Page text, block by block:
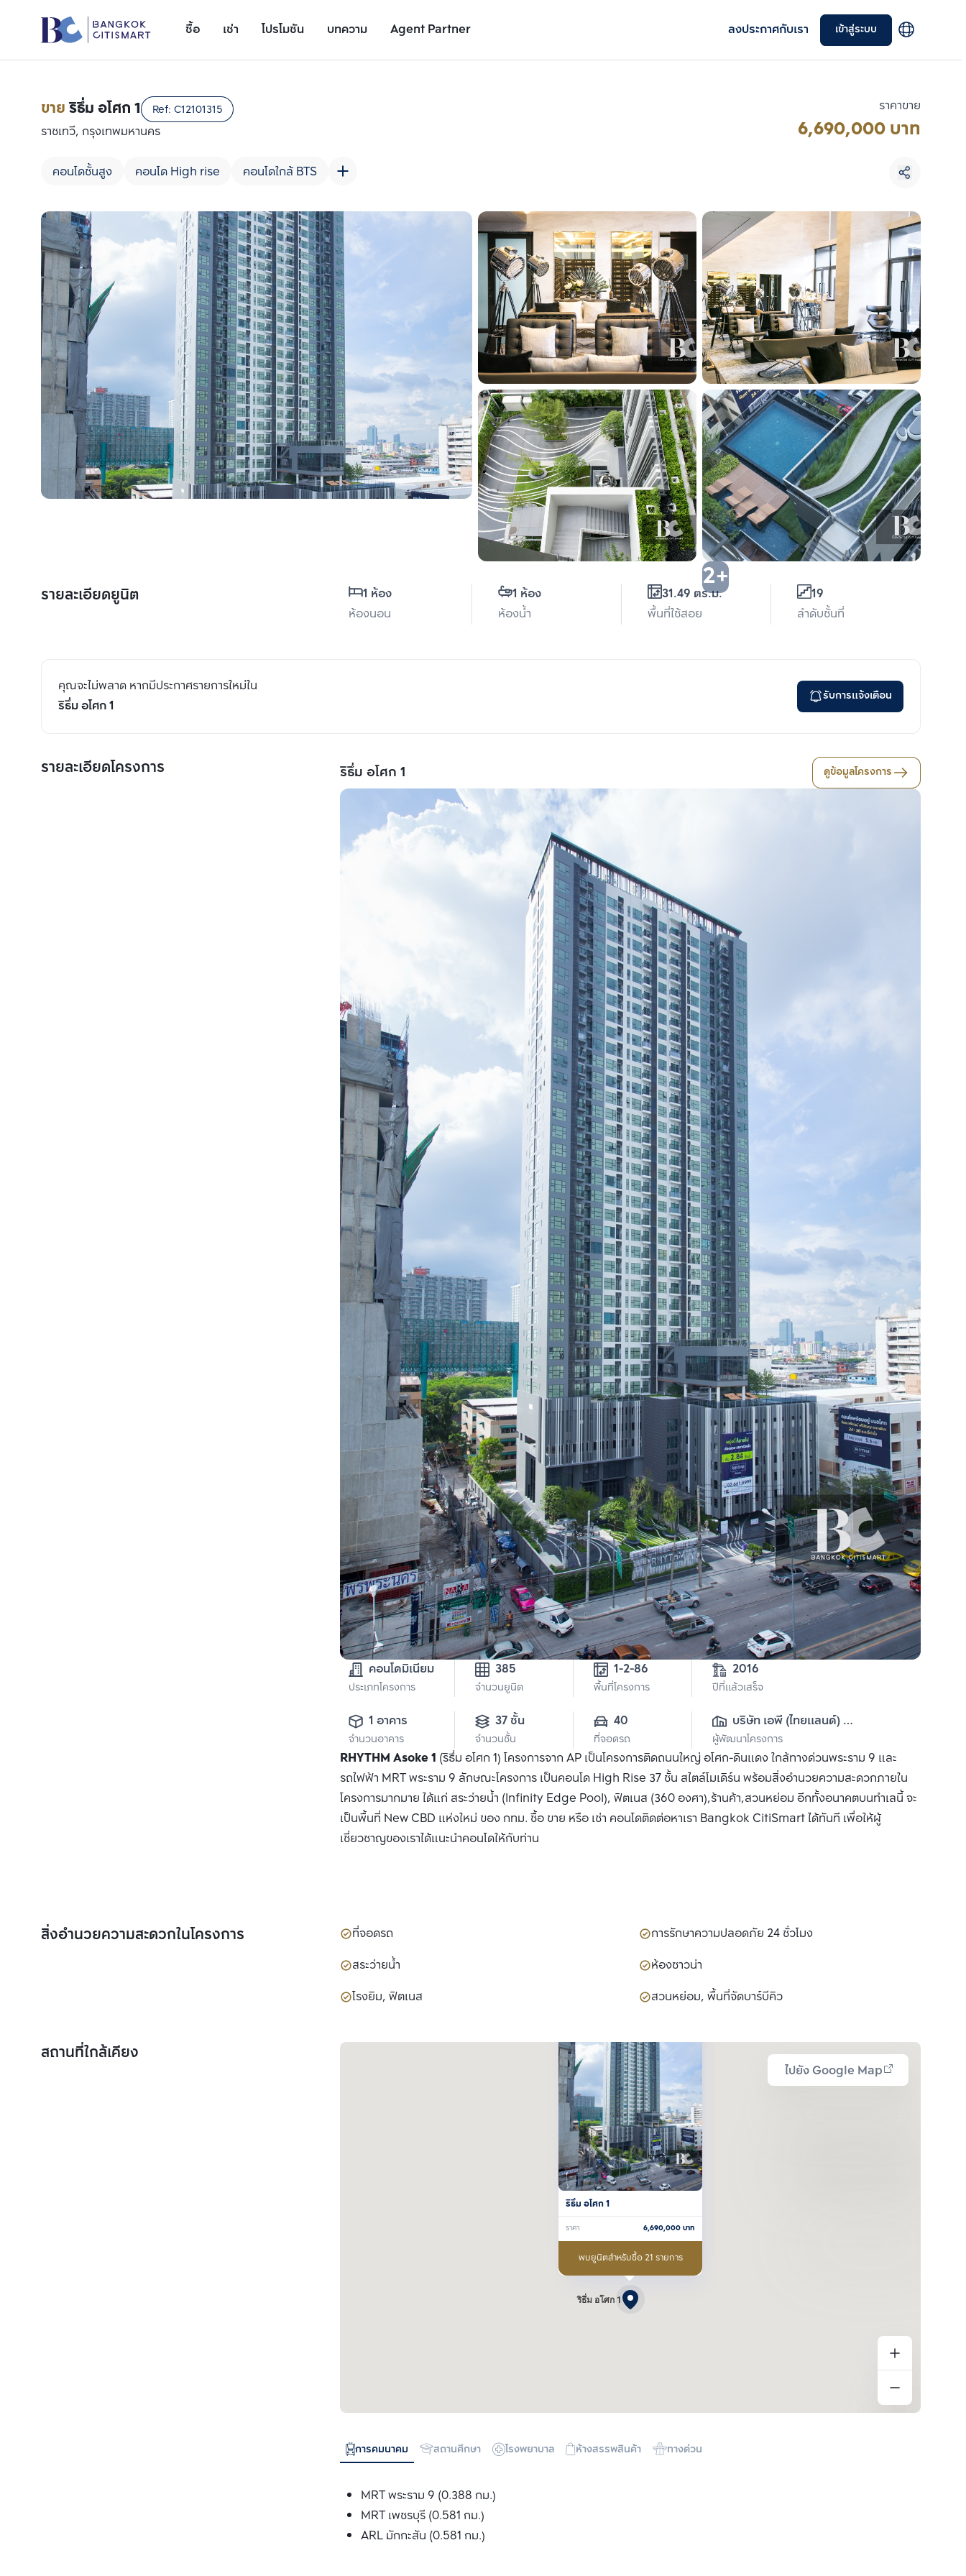
ซื้อ เช่า โปรโมชัน บทความ Agent Partner ลงประกาศกับเรา เข้าสู่ระบบ
รายละเอียดยูนิต
ขายริธึ่ม อโศก 1 Ref: C12101315
ราชเทวี, กรุงเทพมหานคร
คอนโดชั้นสูง คอนโด High rise คอนโดใกล้ BTS
ราคาขาย
6,690,000 บาท
2+
รายละเอียดยูนิต
1 ห้อง
ห้องนอน
1 ห้อง
ห้องน้ำ
31.49 ตร.ม.
พื้นที่ใช้สอย
19
ลำดับชั้นที่
คุณจะไม่พลาด หากมีประกาศรายการใหม่ใน
ริธึ่ม อโศก 1
รับการแจ้งเตือน
รายละเอียดโครงการ ริธึ่ม อโศก 1 ดูข้อมูลโครงการ
คอนโดมิเนียม
ประเภทโครงการ
385
จำนวนยูนิต
1-2-86
พื้นที่โครงการ
2016
ปีที่แล้วเสร็จ
1 อาคาร
จำนวนอาคาร
37 ชั้น
จำนวนชั้น
40
ที่จอดรถ
บริษัท เอพี (ไทยแลนด์)
จำกัด(มหาชน)
ผู้พัฒนาโครงการ
RHYTHM Asoke 1 (ริธึ่ม อโศก 1) โครงการจาก AP เป็นโครงการติดถนนใหญ่ อโศก-ดินแดง ใกล้ทางด่วนพระราม 9 และ
รถไฟฟ้า MRT พระราม 9 ลักษณะโครงการ เป็นคอนโด High Rise 37 ชั้น สไตล์โมเดิร์น พร้อมสิ่งอำนวยความสะดวกภายใน
โครงการมากมาย ได้แก่ สระว่ายน้ำ (Infinity Edge Pool), ฟิตเนส (360 องศา),ร้านค้า,สวนหย่อม อีกทั้งอนาคตบนทำเลนี้ จะ
เป็นพื้นที่ New CBD แห่งใหม่ ของ กทม. ซื้อ ขาย หรือ เช่า คอนโดติดต่อหาเรา Bangkok CitiSmart ได้ทันที เพื่อให้ผู้
เชี่ยวชาญของเราได้แนะนำคอนโดให้กับท่าน
สิ่งอำนวยความสะดวกในโครงการ ที่จอดรถ
การรักษาความปลอดภัย 24 ชั่วโมง
สระว่ายน้ำ
ห้องซาวน่า
โรงยิม, ฟิตเนส
สวนหย่อม, พื้นที่จัดบาร์บีคิว
สถานที่ใกล้เคียง
ไปยัง Google Map
ริธึ่ม อโศก 1
ริธึ่ม อโศก 1
ราคา 6,690,000 บาท
พบยูนิตสำหรับซื้อ 21 รายการ
การคมนาคม สถานศึกษา โรงพยาบาล ห้างสรรพสินค้า ทางด่วน
MRT พระราม 9 (0.388 กม.)
MRT เพชรบุรี (0.581 กม.)
ARL มักกะสัน (0.581 กม.)
เพิ่มยูนิตเปรียบเทียบ
เพิ่มยูนิตเปรียบเทียบ
เพิ่มยูนิตเปรียบเทียบ
รายการที่ 3
เลือกยูนิตเพื่อเปรียบเทียบ
เปรียบเทียบ
ลบทั้งหมด